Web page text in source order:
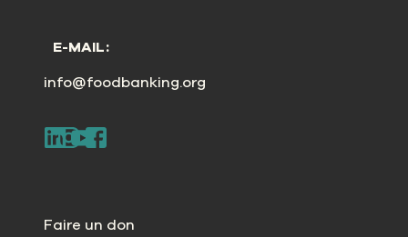
E-MAIL:
info@foodbanking.org
Faire un don